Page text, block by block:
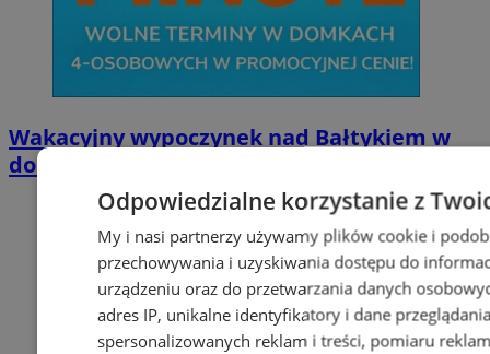
Wakacyjny wypoczynek nad Bałtykiem w
domkach Szmaragdowe Morze
Odpowiedzialne korzystanie z
My i nasi partnerzy używamy plików cookie i
przechowywania i uzyskiwania dostępu do
urządzeniu oraz do przetwarzania danych
adres IP, unikalne identyfikatory i dane
spersonalizowanych reklam i treści, pomiaru